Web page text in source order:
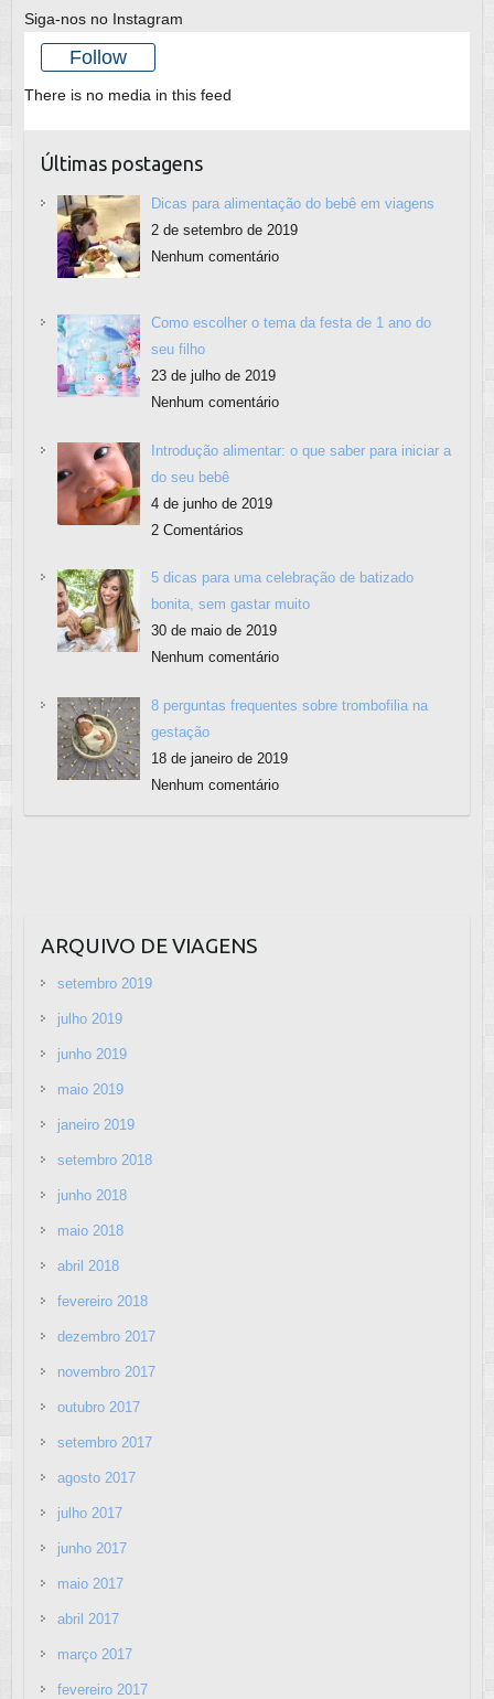
Siga-nos no Instagram
Follow
There is no media in this feed
Últimas postagens
Dicas para alimentação do bebê em viagens
2 de setembro de 2019
Nenhum comentário
Como escolher o tema da festa de 1 ano do
seu filho
23 de julho de 2019
Nenhum comentário
Introdução alimentar: o que saber para iniciar a
do seu bebê
4 de junho de 2019
2 Comentários
5 dicas para uma celebração de batizado
bonita, sem gastar muito
30 de maio de 2019
Nenhum comentário
8 perguntas frequentes sobre trombofilia na
gestação
18 de janeiro de 2019
Nenhum comentário
ARQUIVO DE VIAGENS
setembro 2019
julho 2019
junho 2019
maio 2019
janeiro 2019
setembro 2018
junho 2018
maio 2018
abril 2018
fevereiro 2018
dezembro 2017
novembro 2017
outubro 2017
setembro 2017
agosto 2017
julho 2017
junho 2017
maio 2017
abril 2017
março 2017
fevereiro 2017